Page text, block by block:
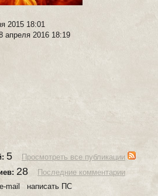
2015 18:01
апреля 2016 18:19
5
Просмотреть все публикации
28
Последние комментарии
e-mail написать ПС